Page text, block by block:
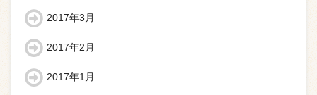
2017年3月
2017年2月
2017年1月